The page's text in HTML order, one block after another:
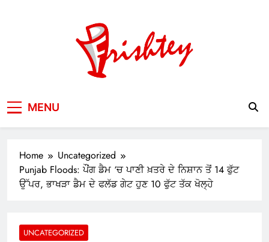
MENU
Home
Uncategorized
Punjab Floods: ਪੌਂਗ ਡੈਮ ‘ਚ ਪਾਣੀ ਖ਼ਤਰੇ ਦੇ ਨਿਸ਼ਾਨ ਤੋਂ 14 ਫੁੱਟ
ਉੱਪਰ, ਭਾਖੜਾ ਡੈਮ ਦੇ ਫਲੱਡ ਗੇਟ ਹੁਣ 10 ਫੁੱਟ ਤੱਕ ਖੋਲ੍ਹੇ
UNCATEGORIZED